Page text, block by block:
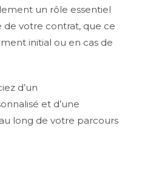
un rôle essentiel
de votre contrat, que ce
initial ou en cas de
d’un
et d’une
long de votre parcours